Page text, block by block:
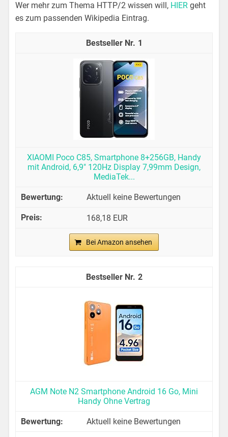
Wer mehr zum Thema HTTP/2 wissen will, HIERgeht
es zum passenden Wikipedia Eintrag.
1
XIAOMI Poco C85, Smartphone 8+256GB, Handy
mit Android, 6,9" 120Hz Display 7,99mm Design,
MediaTek...
Aktuell keine Bewertungen
168,18 EUR
Bei Amazon ansehen
2
AGM Note N2 Smartphone Android 16 Go, Mini
Handy Ohne Vertrag
Aktuell keine Bewertungen